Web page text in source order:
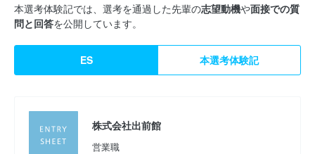
本選考体験記では、選考を通過した先輩の志望動機や面接での質
問と回答を公開しています。
ES 本選考体験記
株式会社出前館
営業職